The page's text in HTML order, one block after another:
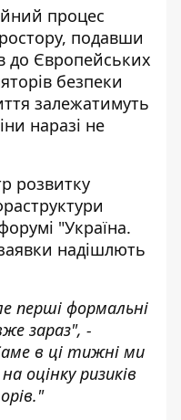
процес
, подавши
до Європейських
безпеки
залежатимуть
наразі не
розвитку
"Україна.
надішлють
перші формальні
зараз", -
в ці тижні ми
оцінку ризиків